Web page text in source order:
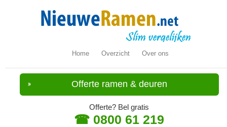
Home Overzicht Over ons
Offerte ramen & deuren
Offerte? Bel gratis
☎ 0800 61 219